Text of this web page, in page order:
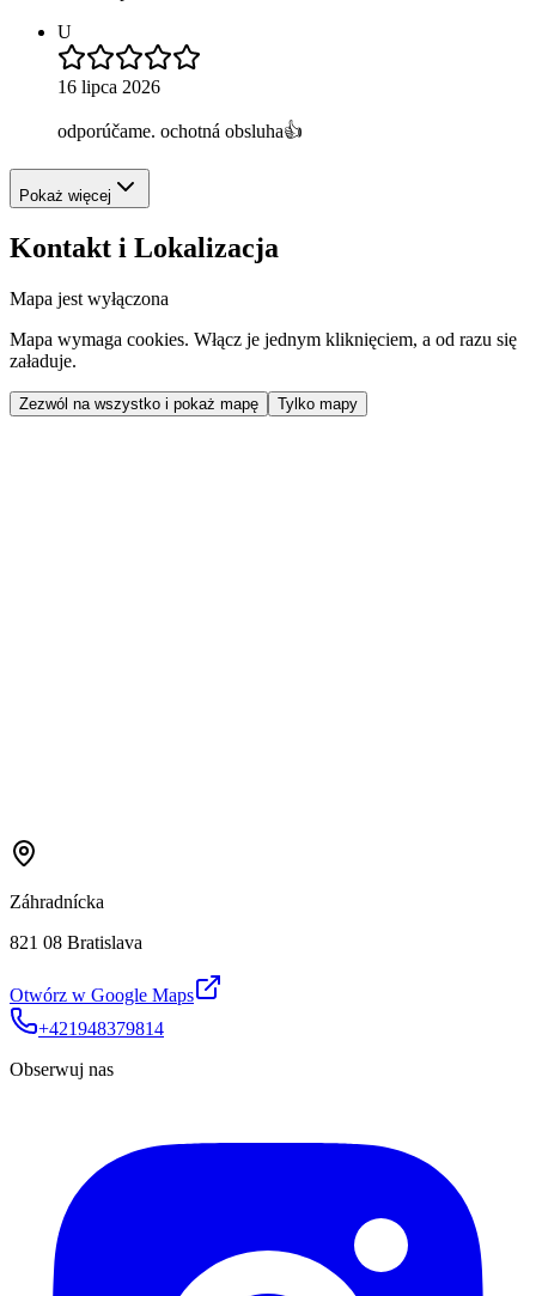
U
16 lipca 2026
odporúčame. ochotná obsluha👍
Pokaż więcej
Kontakt i Lokalizacja
Mapa jest wyłączona
Mapa wymaga cookies. Włącz je jednym kliknięciem, a od razu się
załaduje.
Zezwól na wszystko i pokaż mapę Tylko mapy
Záhradnícka
821 08 Bratislava
Otwórz w Google Maps
+421948379814
Obserwuj nas